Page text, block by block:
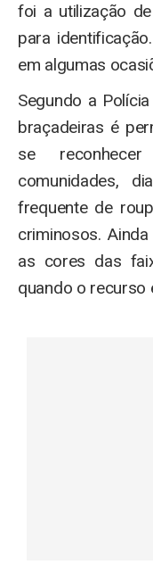
foi a utilização
para
em algumas
Segundo a
braçadeiras é
se
comunidades,
frequente de
criminosos.
as cores das
quando o recurso